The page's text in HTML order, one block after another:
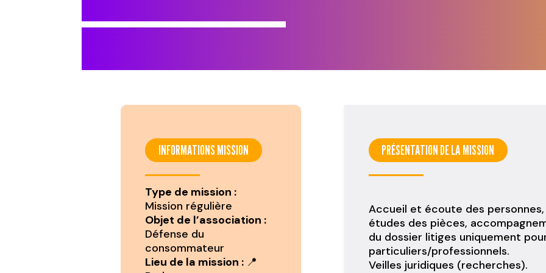
INFORMATIONS MISSION
Type de mission :
Mission régulière
Objet de l’association :
Défense du
consommateur
Lieu de la mission : 📍
PRÉSENTATION DE LA MISSION
Accueil et écoute des
études des pièces,
du dossier litiges uniquement
particuliers/professionnels.
Veilles juridiques (recherches).